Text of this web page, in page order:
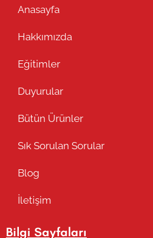
Anasayfa
Hakkımızda
Eğitimler
Duyurular
Bütün Ürünler
Sık Sorulan Sorular
Blog
İletişim
Bilgi Sayfaları